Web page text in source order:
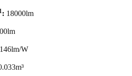
1 : 18000lm
146lm/W